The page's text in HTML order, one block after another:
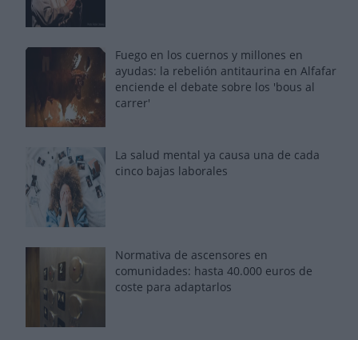
Fuego en los cuernos y millones en
ayudas: la rebelión antitaurina en Alfafar
enciende el debate sobre los 'bous al
carrer'
La salud mental ya causa una de cada
cinco bajas laborales
Normativa de ascensores en
comunidades: hasta 40.000 euros de
coste para adaptarlos